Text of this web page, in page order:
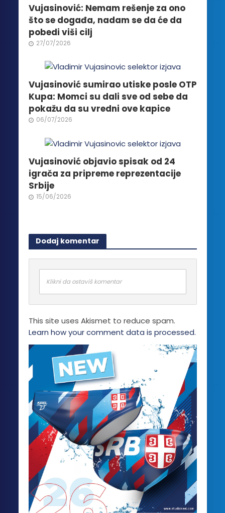
biti
izabrane
na
stranici
Vujasinović: Nemam rešenje za ono
što se događa, nadam se da će da
pobedi viši cilj
27/07/2026
Vujasinović sumirao utiske posle OTP
Kupa: Momci su dali sve od sebe da
pokažu da su vredni ove kapice
06/07/2026
Vujasinović objavio spisak od 24
igrača za pripreme reprezentacije
Srbije
15/06/2026
Dodaj komentar
Klikni da ostaviš komentar
This site uses Akismet to reduce spam.
Learn how your comment data is processed.